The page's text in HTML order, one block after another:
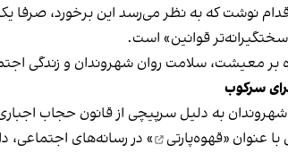
نوشت که به نظر می‌رسد این برخورد،
قوانین» است.
بر معیشت، سلامت روان شهروندان و زندگی
سرکوب
به دلیل سرپیچی از قانون حجاب
عنوان «قهوه‌پارتی
» در رسانه‌های اجتماعی،